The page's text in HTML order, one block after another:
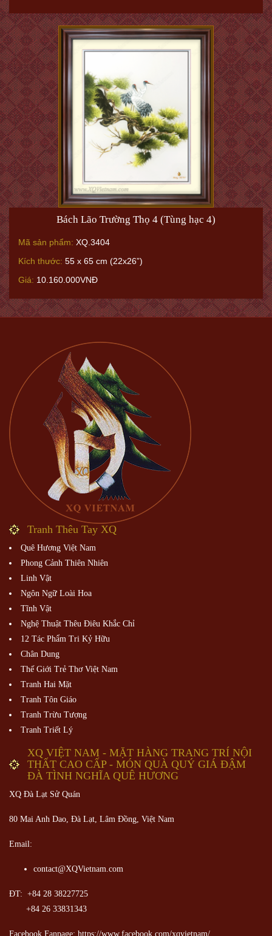
Bách Lão Trường Thọ 4 (Tùng hạc 4)
Mã sản phẩm: XQ.3404
Kích thước: 55 x 65 cm (22x26”)
Giá: 10.160.000VNĐ
Tranh Thêu Tay XQ
Quê Hương Việt Nam
Phong Cảnh Thiên Nhiên
Linh Vật
Ngôn Ngữ Loài Hoa
Tĩnh Vật
Nghệ Thuật Thêu Điêu Khắc Chỉ
12 Tác Phẩm Tri Kỷ Hữu
Chân Dung
Thế Giới Trẻ Thơ Việt Nam
Tranh Hai Mặt
Tranh Tôn Giáo
Tranh Trừu Tượng
Tranh Triết Lý
XQ VIỆT NAM - MẶT HÀNG TRANG TRÍ NỘI
THẤT CAO CẤP - MÓN QUÀ QUÝ GIÁ ĐẬM
ĐÀ TÌNH NGHĨA QUÊ HƯƠNG
XQ Đà Lạt Sử Quán
80 Mai Anh Dao, Đà Lạt, Lâm Đồng, Việt Nam
Email:
contact@XQVietnam.com
ĐT: +84 28 38227725
+84 26 33831343
Facebook Fanpage: https://www.facebook.com/xqvietnam/